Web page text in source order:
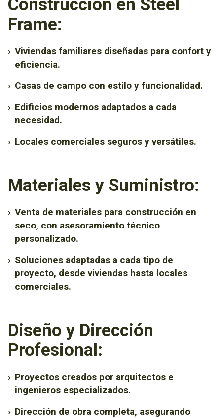
Construcción en Steel
Frame:
› Viviendas familiares diseñadas para confort y
eficiencia.
› Casas de campo con estilo y funcionalidad.
› Edificios modernos adaptados a cada
necesidad.
› Locales comerciales seguros y versátiles.
Materiales y Suministro:
› Venta de materiales para construcción en
seco, con asesoramiento técnico
personalizado.
› Soluciones adaptadas a cada tipo de
proyecto, desde viviendas hasta locales
comerciales.
Diseño y Dirección
Profesional:
› Proyectos creados por arquitectos e
ingenieros especializados.
› Dirección de obra completa, asegurando